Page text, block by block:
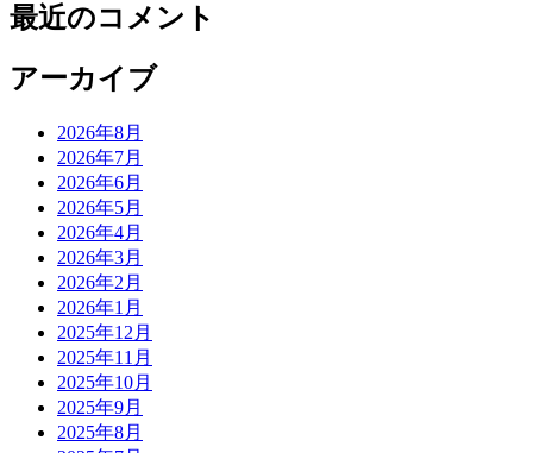
最近のコメント
アーカイブ
2026年8月
2026年7月
2026年6月
2026年5月
2026年4月
2026年3月
2026年2月
2026年1月
2025年12月
2025年11月
2025年10月
2025年9月
2025年8月